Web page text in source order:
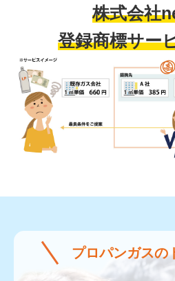
株式会社
登録商標サー
プロパンガスの